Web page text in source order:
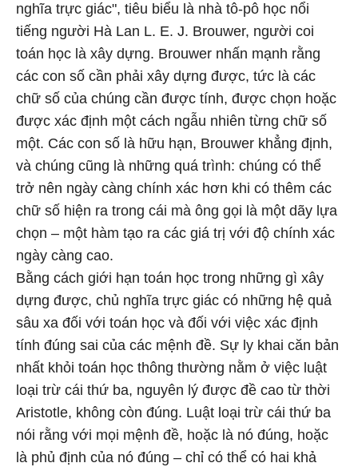
nghĩa trực giác", tiêu biểu là nhà tô-pô học nổi
tiếng người Hà Lan L. E. J. Brouwer, người coi
toán học là xây dựng. Brouwer nhấn mạnh rằng
các con số cần phải xây dựng được, tức là các
chữ số của chúng cần được tính, được chọn hoặc
được xác định một cách ngẫu nhiên từng chữ số
một. Các con số là hữu hạn, Brouwer khẳng định,
và chúng cũng là những quá trình: chúng có thể
trở nên ngày càng chính xác hơn khi có thêm các
chữ số hiện ra trong cái mà ông gọi là một dãy lựa
chọn – một hàm tạo ra các giá trị với độ chính xác
ngày càng cao.
Bằng cách giới hạn toán học trong những gì xây
dựng được, chủ nghĩa trực giác có những hệ quả
sâu xa đối với toán học và đối với việc xác định
tính đúng sai của các mệnh đề. Sự ly khai căn bản
nhất khỏi toán học thông thường nằm ở việc luật
loại trừ cái thứ ba, nguyên lý được đề cao từ thời
Aristotle, không còn đúng. Luật loại trừ cái thứ ba
nói rằng với mọi mệnh đề, hoặc là nó đúng, hoặc
là phủ định của nó đúng – chỉ có thể có hai khả